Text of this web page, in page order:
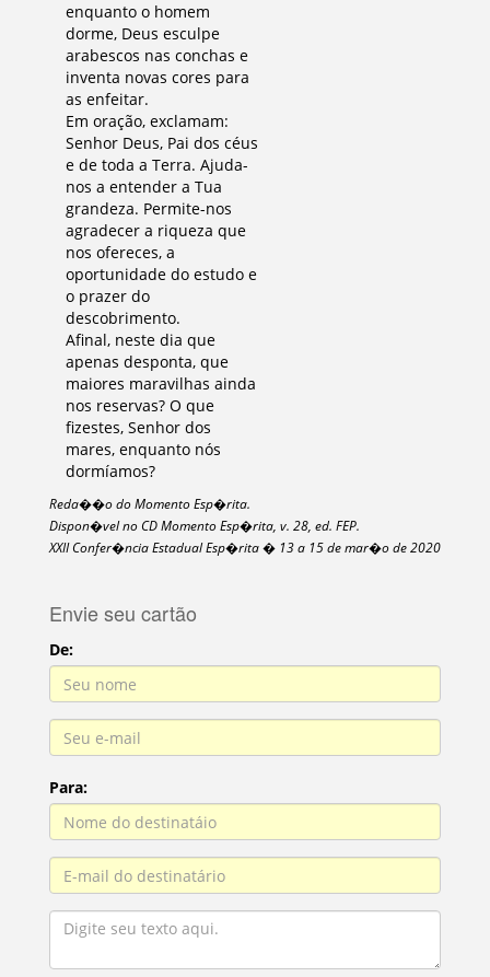
enquanto o homem
dorme, Deus esculpe
arabescos nas conchas e
inventa novas cores para
as enfeitar.
Em oração, exclamam:
Senhor Deus, Pai dos céus
e de toda a Terra. Ajuda-
nos a entender a Tua
grandeza. Permite-nos
agradecer a riqueza que
nos ofereces, a
oportunidade do estudo e
o prazer do
descobrimento.
Afinal, neste dia que
apenas desponta, que
maiores maravilhas ainda
nos reservas? O que
fizestes, Senhor dos
mares, enquanto nós
dormíamos?
Reda��o do Momento Esp�rita.
Dispon�vel no CD Momento Esp�rita, v. 28, ed. FEP.
XXII Confer�ncia Estadual Esp�rita � 13 a 15 de mar�o de 2020
Envie seu cartão
De:
Para: